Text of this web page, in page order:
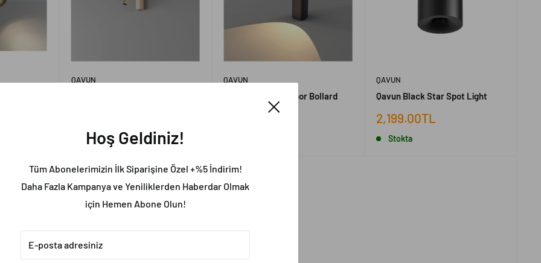
Hoş Geldiniz!
Tüm Abonelerimizin İlk Siparişine Özel +%5 İndirim!
Daha Fazla Kampanya ve Yeniliklerden Haberdar Olmak
için Hemen Abone Olun!
E-posta adresiniz
Light
QAVUN
fiyat
Stokta
QAVUN
Qavun Stone Outdoor Bollard
7,259.00TL
QAVUN
Qavun Black Star Spot Light
İndirimli
2,199.00TL
Stokta